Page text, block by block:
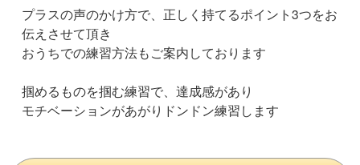
プラスの声のかけ方で、正しく持てるポイント3つをお
伝えさせて頂き
おうちでの練習方法もご案内しております
掴めるものを掴む練習で、達成感があり
モチベーションがあがりドンドン練習します